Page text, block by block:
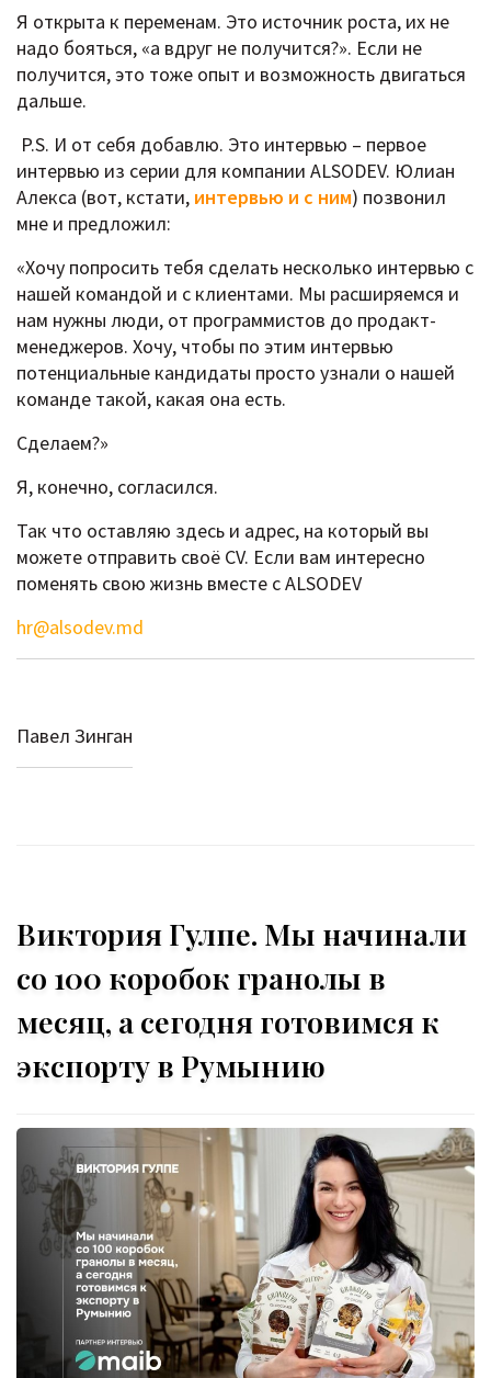
Я открыта к переменам. Это источник роста, их не
надо бояться, «а вдруг не получится?». Если не
получится, это тоже опыт и возможность двигаться
дальше.
P.S. И от себя добавлю. Это интервью – первое
интервью из серии для компании ALSODEV. Юлиан
Алекса (вот, кстати, интервью и с ним) позвонил
мне и предложил:
«Хочу попросить тебя сделать несколько интервью с
нашей командой и с клиентами. Мы расширяемся и
нам нужны люди, от программистов до продакт-
менеджеров. Хочу, чтобы по этим интервью
потенциальные кандидаты просто узнали о нашей
команде такой, какая она есть.
Сделаем?»
Я, конечно, согласился.
Так что оставляю здесь и адрес, на который вы
можете отправить своё CV. Если вам интересно
поменять свою жизнь вместе с ALSODEV
hr@alsodev.md
Павел Зинган
Виктория Гулпе. Мы начинали
со 100 коробок гранолы в
месяц, а сегодня готовимся к
экспорту в Румынию